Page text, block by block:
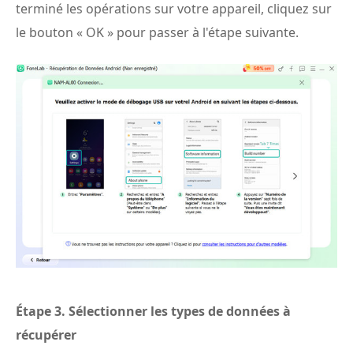
terminé les opérations sur votre appareil, cliquez sur
le bouton « OK » pour passer à l'étape suivante.
Étape 3. Sélectionner les types de données à
récupérer